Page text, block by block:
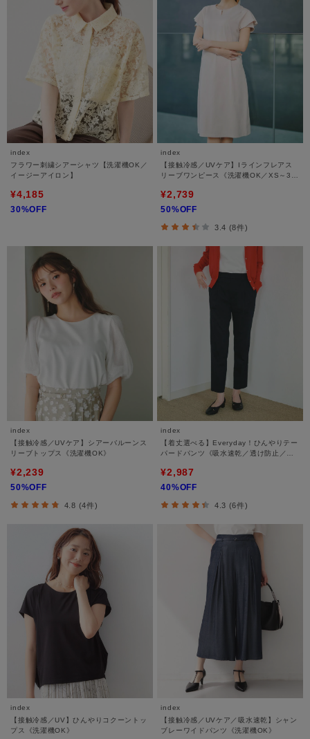
index
フラワー刺繍シアーシャツ【洗濯機OK／
イージーアイロン】
¥4,185
30%OFF
index
【接触冷感／UVケア】Iラインフレアス
リーブワンピース《洗濯機OK／XS～3L
¥2,739
50%OFF
3.4 (8件)
index
【接触冷感／UVケア】シアーバルーンス
リーブトップス《洗濯機OK》
¥2,239
50%OFF
4.8 (4件)
index
【着丈選べる】Everyday！ひんやりテー
パードパンツ《吸水速乾／透け防止／洗
¥2,987
40%OFF
4.3 (6件)
index
【接触冷感／UV】ひんやりコクーントッ
プス《洗濯機OK》
index
【接触冷感／UVケア／吸水速乾】シャン
ブレーワイドパンツ《洗濯機OK》